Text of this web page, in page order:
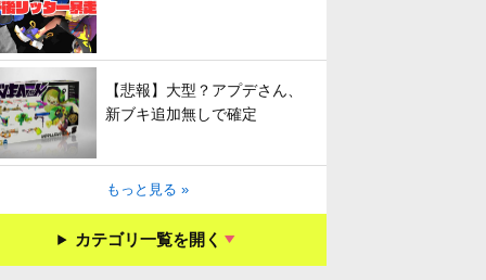
【悲報】大型？アプデさん、
新ブキ追加無しで確定
もっと見る »
カテゴリ一覧を開く